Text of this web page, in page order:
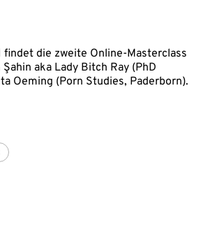
findet die zweite Online-Masterclass
aka Lady Bitch Ray (PhD
Oeming (Porn Studies, Paderborn).